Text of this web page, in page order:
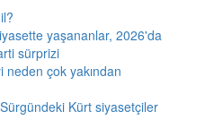
yaşananlar, 2026'da
sürprizi
neden çok yakından
Kürt siyasetçiler